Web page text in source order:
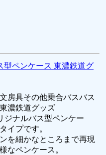
型ペンケース 東濃鉄道グ
房具その他乗合バスバス
濃鉄道グッズ
ジナルバス型ペンケー
イプです。
を細かなところまで再現
なペンケース。